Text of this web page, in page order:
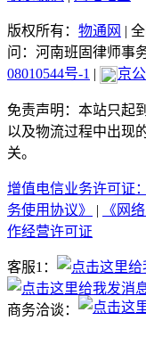
版权所有： 物通网 |
问：河南班固律师事
08010544号-1 | 京
免责声明：本站只起
以及物流过程中出现
关。
增值电信业务许可证
务使用协议》
《网
作经营许可证
客服1：
商务洽谈：